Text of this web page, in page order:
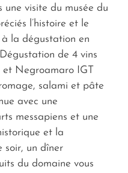
visite du musée du
l’histoire et le
la dégustation en
de 4 vins
Negroamaro IGT
salami et pâte
avec une
messapiens et une
et la
soir, un dîner
du domaine vous